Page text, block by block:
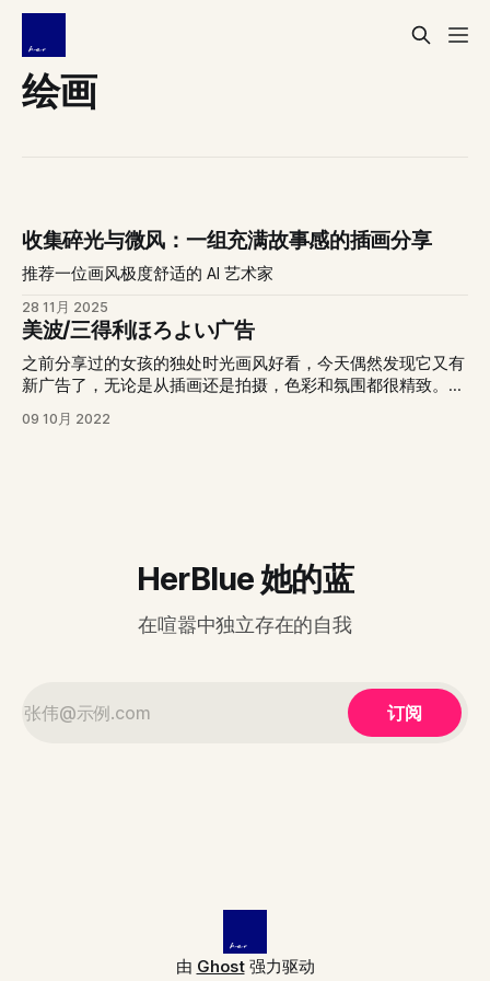
绘画
收集碎光与微风：一组充满故事感的插画分享
推荐一位画风极度舒适的 AI 艺术家
28 11月 2025
美波/三得利ほろよい广告
之前分享过的女孩的独处时光画风好看，今天偶然发现它又有
新广告了，无论是从插画还是拍摄，色彩和氛围都很精致。
ほろよい mix ver. 30ver. 2. ちょうどよい、ここちよい、ほ
09 10月 2022
HerBlue 她的蓝
在喧嚣中独立存在的自我
订阅
由 Ghost强力驱动